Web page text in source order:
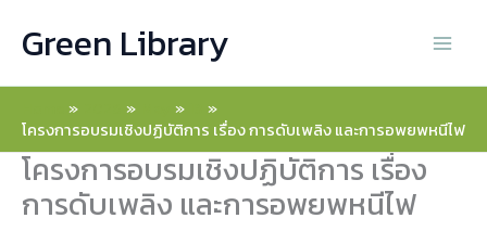
Green Library
โครงการอบรมเชิงปฏิบัติการ เรื่อง การดับเพลิง และการอพยพหนีไฟ
โครงการอบรมเชิงปฏิบัติการ เรื่อง
การดับเพลิง และการอพยพหนีไฟ